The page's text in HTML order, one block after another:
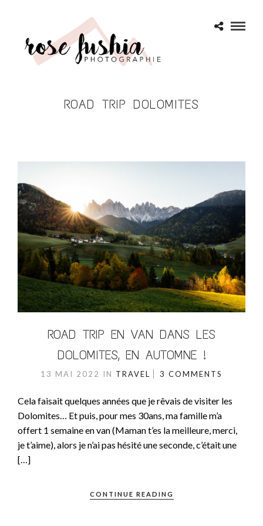
ROAD TRIP DOLOMITES
ROAD TRIP EN VAN DANS LES
DOLOMITES, EN AUTOMNE !
13 MAI 2022 IN TRAVEL 3 COMMENTS
Cela faisait quelques années que je rêvais de visiter les
Dolomites… Et puis, pour mes 30ans, ma famille m’a
offert 1 semaine en van (Maman t’es la meilleure, merci,
je t’aime), alors je n’ai pas hésité une seconde, c’était une
[…]
CONTINUE READING